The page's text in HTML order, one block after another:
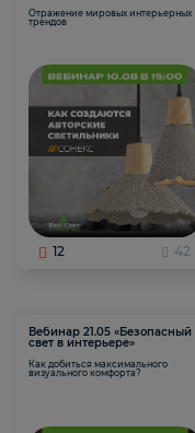
Отражение мировых интерьерных
трендов
12 42
Вебинар 21.05 «Безопасный
свет в интерьере»
Как добиться максимального
визуального комфорта?